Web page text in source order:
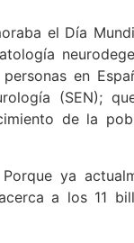
el Día
en
(SEN);
de la
ya
a los 11